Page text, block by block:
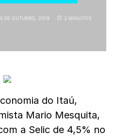
DE OUTUBRO, 2019
2 MINUTOS
do Itaú,
Mario Mesquita,
a Selic de 4,5% no